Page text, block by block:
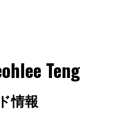
Teng
情報